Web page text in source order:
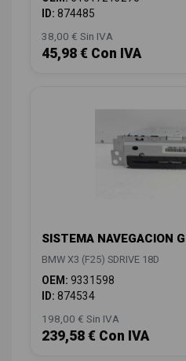
ID: 874485
38,00 € Sin IVA
45,98 € Con IVA
SISTEMA NAVEGACION
BMW X3 (F25) SDRIVE 18D
OEM: 9331598
ID: 874534
198,00 € Sin IVA
239,58 € Con IVA